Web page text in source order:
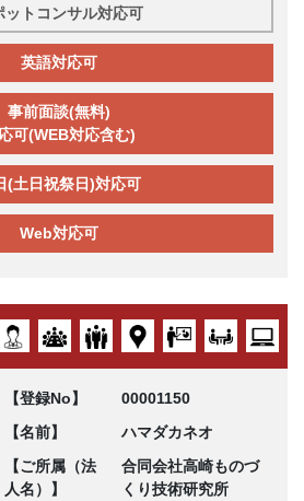
ットコンサル対応可
英語対応可
事前面談(無料)
可(WEB対応含む)
(土日祝祭日)対応可
Web対応可
【登録No】
00001150
【名前】
ハマダカネオ
【ご所属（法
人名）】
合同会社高崎ものづ
くり技術研究所